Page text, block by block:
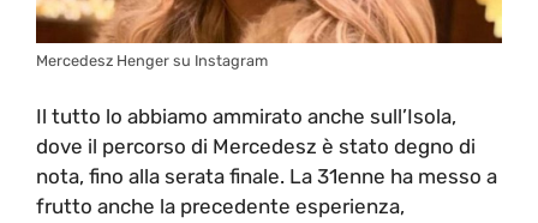
Mercedesz Henger su Instagram
Il tutto lo abbiamo ammirato anche sull’Isola,
dove il percorso di Mercedesz è stato degno di
nota, fino alla serata finale. La 31enne ha messo a
frutto anche la precedente esperienza,